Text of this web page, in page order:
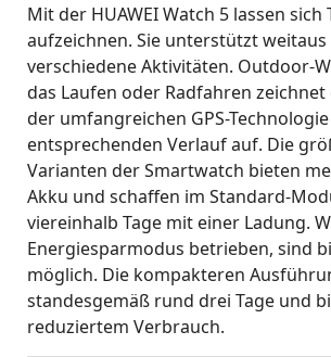
Mit der HUAWEI Watch 5 lassen sich
aufzeichnen. Sie unterstützt weitaus
verschiedene Aktivitäten. Outdoor-
das Laufen oder Radfahren
der umfangreichen GPS-
entsprechenden Verlauf auf. Die
Varianten der Smartwatch bieten
Akku und schaffen im Standard-
viereinhalb Tage mit einer Ladung.
Energiesparmodus betrieben, sind
möglich. Die kompakteren
standesgemäß rund drei Tage und
reduziertem Verbrauch.